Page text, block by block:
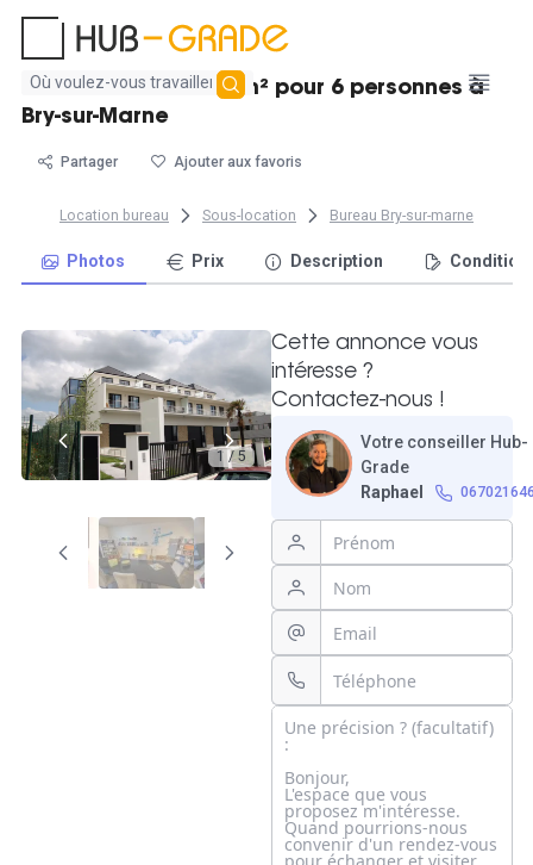
Aucun
résultat
trouvé
Location bureau 43 m² pour 6 personnes à
Bry-sur-Marne
Partager Ajouter aux favoris
Location bureau Sous-location Bureau Bry-sur-marne
Photos Prix Description
1 / 5
Cette annonce vous
intéresse ?
Contactez-nous !
Votre conseiller Hub-
Grade
Raphael